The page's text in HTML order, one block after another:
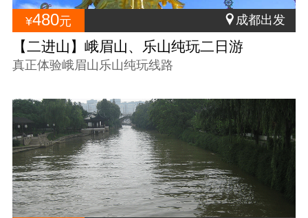
¥480元 成都出发
【二进山】峨眉山、乐山纯玩二日游
真正体验峨眉山乐山纯玩线路